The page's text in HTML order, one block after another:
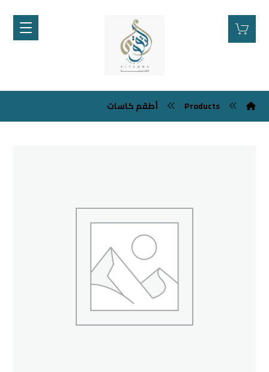
Products أطقم كاسات